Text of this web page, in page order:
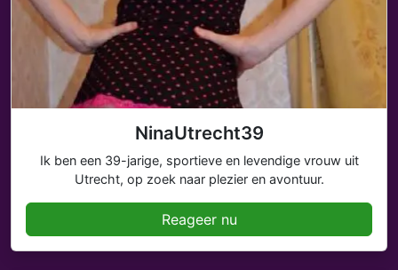
NinaUtrecht39
Ik ben een 39-jarige, sportieve en levendige vrouw uit
Utrecht, op zoek naar plezier en avontuur.
Reageer nu